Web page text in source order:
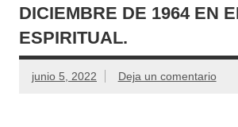
DICIEMBRE DE 1964 EN
ESPIRITUAL.
junio 5, 2022 Deja un comentario